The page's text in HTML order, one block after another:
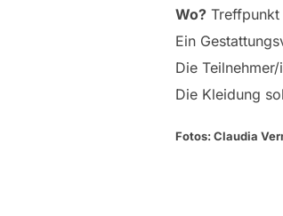
Wo?
Ein
Die
Die Kleidung
Fotos: Claudia